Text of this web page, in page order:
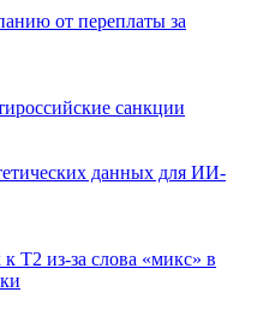
от переплаты за
санкции
данных для ИИ-
Т2 из-за слова «микс» в